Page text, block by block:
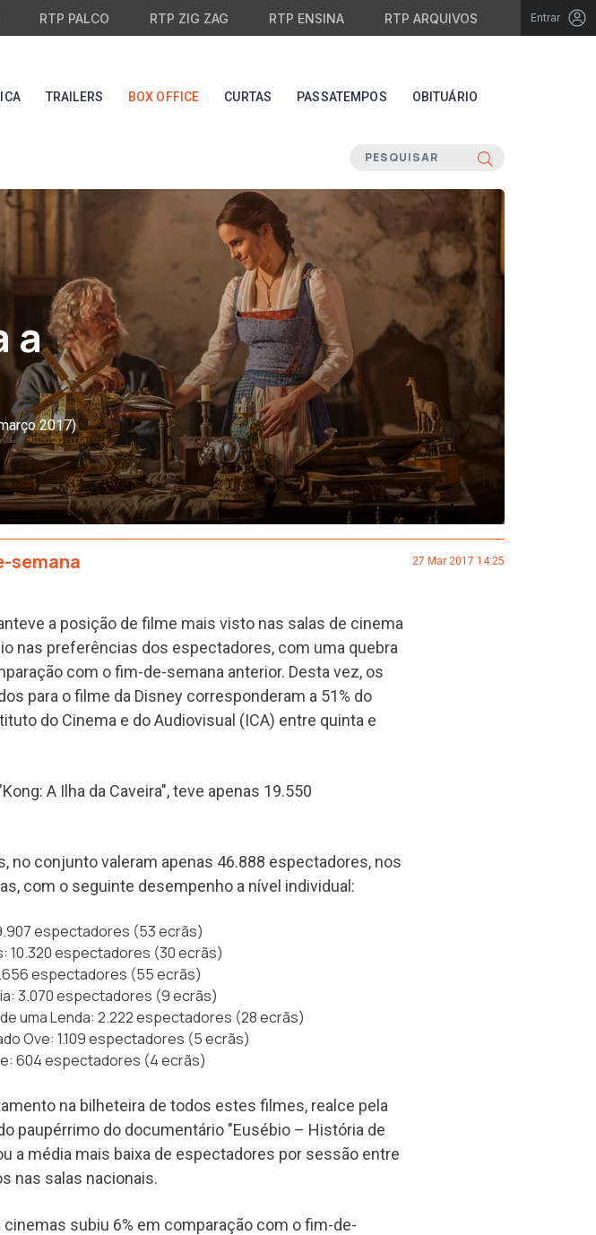
RTP PALCO RTP ZIG ZAG RTP ENSINA RTP ARQUIVOS Entrar
TRAILERS BOX OFFICE CURTAS PASSATEMPOS OBITUÁRIO
a
2017)
semana 27 Mar 2017 14:25
a posição de filme mais visto nas salas de cinema
nas preferências dos espectadores, com uma quebra
com o fim-de-semana anterior. Desta vez, os
para o filme da Disney corresponderam a 51% do
do Cinema e do Audiovisual (ICA) entre quinta e
A Ilha da Caveira", teve apenas 19.550
no conjunto valeram apenas 46.888 espectadores, nos
com o seguinte desempenho a nível individual:
espectadores (53 ecrãs)
10.320 espectadores (30 ecrãs)
espectadores (55 ecrãs)
3.070 espectadores (9 ecrãs)
uma Lenda: 2.222 espectadores (28 ecrãs)
Ove: 1.109 espectadores (5 ecrãs)
604 espectadores (4 ecrãs)
na bilheteira de todos estes filmes, realce pela
paupérrimo do documentário "Eusébio – História de
a média mais baixa de espectadores por sessão entre
nas salas nacionais.
cinemas subiu 6% em comparação com o fim-de-